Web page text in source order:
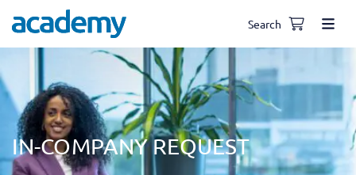
Search
IN-COMPANY REQUEST